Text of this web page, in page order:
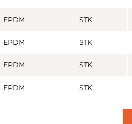
EPDM STK
EPDM STK
EPDM STK
EPDM STK